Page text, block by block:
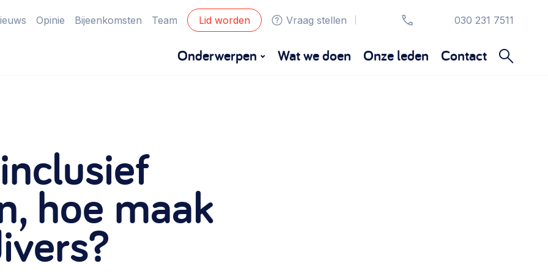
Opinie Bijeenkomsten Team Lid worden Vraag stellen 030 231 7511
Onderwerpen
Eigen gebouw
Huren of kopen, maatschappelijk vastgoed,
ontmoetingsplekken >
Zorgzame gemeenschappen
Wat we doen Onze leden Contact
hoe maak